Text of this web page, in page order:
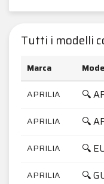
Tutti i modelli
Marca
APRILIA
🔍
APRILIA 🔍
APRILIA 🔍
APRILIA 🔍